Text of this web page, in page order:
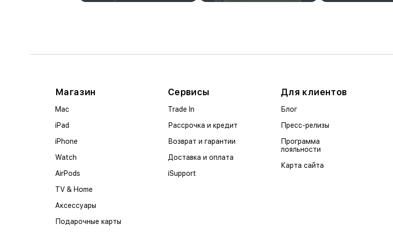
Магазин
Mac
iPad
iPhone
Watch
AirPods
TV & Home
Аксессуары
Подарочные карты
Сервисы
Trade In
Рассрочка и кредит
Возврат и гарантии
Доставка и оплата
iSupport
Для клиентов
Блог
Пресс-релизы
Программа
лояльности
Карта сайта